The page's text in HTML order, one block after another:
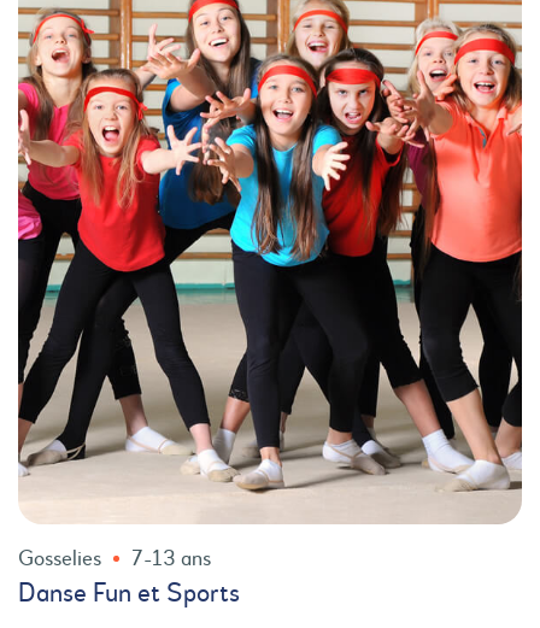
Gosselies 7-13 ans
Danse Fun et Sports